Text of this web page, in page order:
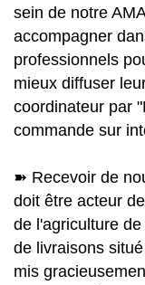
sein de notre
accompagner
professionnels
mieux diffuser
coordinateur par
commande sur
➽ Recevoir de
doit être acteur
de l'agriculture
de livraisons
mis